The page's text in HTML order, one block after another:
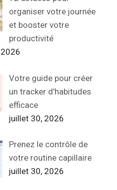
organiser votre journée
et booster votre
productivité
Votre guide pour créer
un tracker d’habitudes
efficace
juillet 30, 2026
Prenez le contrôle de
votre routine capillaire
juillet 30, 2026